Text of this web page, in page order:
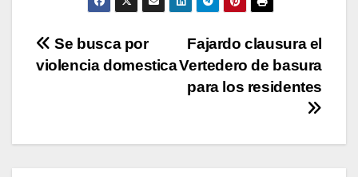
Navegación
Fajardo clausura el
Vertedero de basura
para los residentes
Se busca por
violencia domestica